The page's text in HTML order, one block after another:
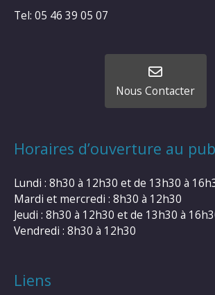
Tel: 05 46 39 05 07
Nous Contacter
Horaires d’ouverture au
Lundi : 8h30 à 12h30 et de 13h30 à
Mardi et mercredi : 8h30 à 12h30
Jeudi : 8h30 à 12h30 et de 13h30 à
Vendredi : 8h30 à 12h30
Liens